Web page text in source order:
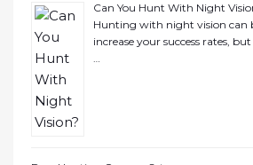
Can You Hunt With Night
Hunting with night vision can
increase your success rates,
…